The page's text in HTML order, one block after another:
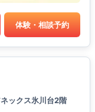
体験・相談予約
ックス氷川台2階